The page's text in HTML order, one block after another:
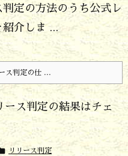
判定の方法のうち公式レ
紹介しま ...
ス判定の仕 ...
ース判定の結果はチェ
リリース判定